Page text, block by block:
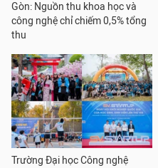
Gòn: Nguồn thu khoa học và
công nghệ chỉ chiếm 0,5% tổng
thu
Trường Đại học Công nghệ